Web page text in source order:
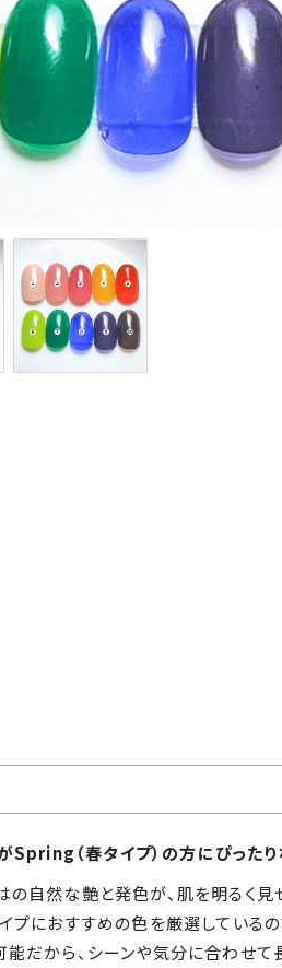
Spring（春タイプ）の方にぴった
自然な艶と発色が、肌を明るく見
プにおすすめの色を厳選している
だから、シーンや気分に合わせて